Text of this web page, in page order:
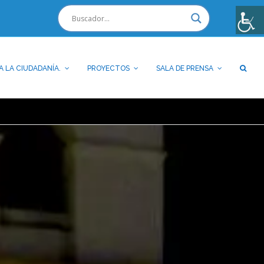
LA CIUDADANÍA. PROYECTOS SALA DE PRENSA